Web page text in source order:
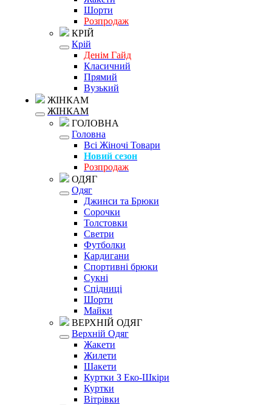
Шорти
Розпродаж
КРІЙ
Крій
Денім Гайд
Класичний
Прямий
Вузький
ЖІНКАМ
ЖІНКАМ
ГОЛОВНА
Головна
Всі Жіночі Товари
Новий сезон
Розпродаж
ОДЯГ
Одяг
Джинси та Брюки
Сорочки
Толстовки
Светри
Футболки
Кардигани
Спортивні брюки
Сукні
Спідниці
Шорти
Майки
ВЕРХНІЙ ОДЯГ
Верхній Одяг
Жакети
Жилети
Шакети
Куртки З Еко-Шкіри
Куртки
Вітрівки